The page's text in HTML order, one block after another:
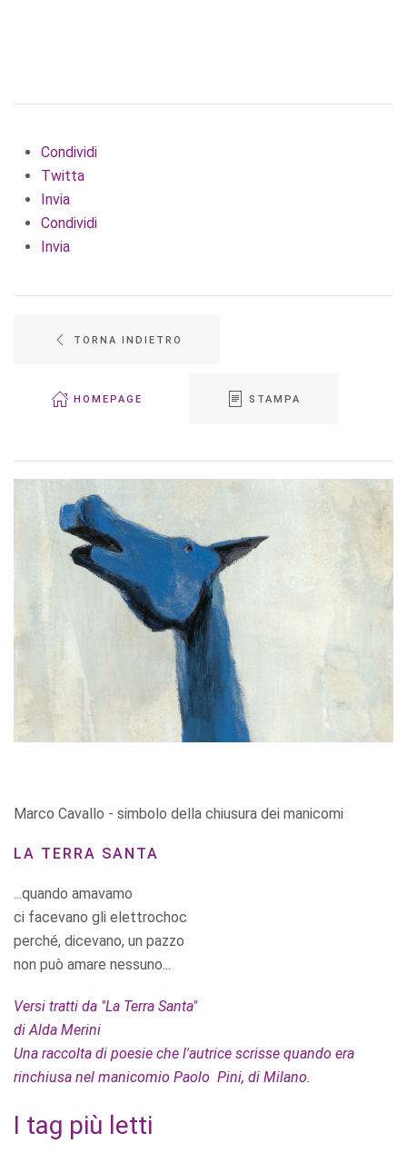
Condividi
Twitta
Invia
Condividi
Invia
TORNA INDIETRO
HOMEPAGE STAMPA
Marco Cavallo - simbolo della chiusura dei manicomi
LA TERRA SANTA
...quando amavamo
ci facevano gli elettrochoc
perché, dicevano, un pazzo
non può amare nessuno...
Versi tratti da "La Terra Santa"
di Alda Merini
Una raccolta di poesie che l'autrice scrisse quando era
rinchiusa nel manicomio Paolo Pini, di Milano.
I tag più letti